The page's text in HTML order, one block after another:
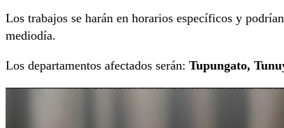
Los trabajos se harán en horarios específicos y
mediodía.
Los departamentos afectados serán: Tupungato,